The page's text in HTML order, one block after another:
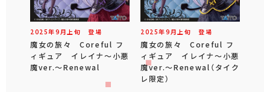
2025年9 月 上旬 登場
魔女の旅々 Coreful フ
ィギュア イレイナ～小悪
魔ver.～Renewal
2025年9 月 上旬 登場
魔女の旅々 Coreful フ
ィギュア イレイナ～小悪
魔ver.～Renewal（タイク
レ限定）